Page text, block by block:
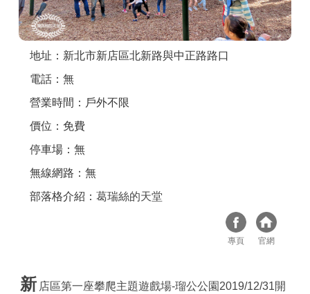
地址：新北市新店區北新路與中正路路口
電話：無
營業時間：戶外不限
價位：免費
停車場：無
無線網路：無
部落格介紹： 葛瑞絲的天堂
專頁 官網
新 店區第一座攀爬主題遊戲場-瑠公公園2019/12/31開